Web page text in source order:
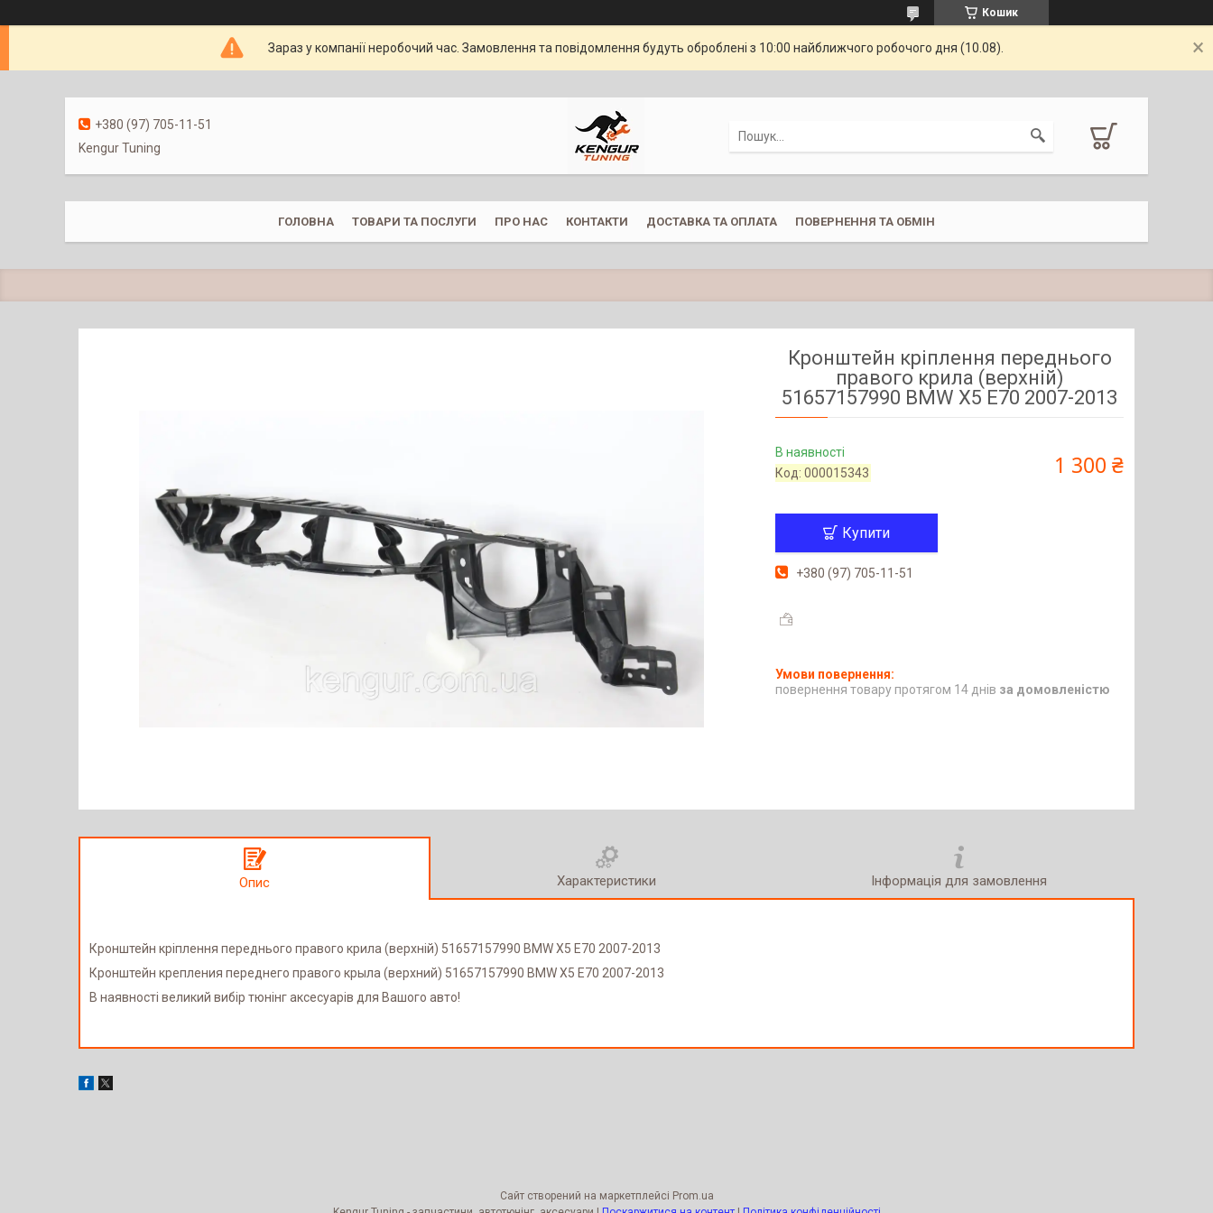
Кошик
Зараз у компанії неробочий час. Замовлення та повідомлення будуть оброблені з 10:00 найближчого робочого дня (10.08).
+380 (97) 705-11-51
Kengur Tuning
ГОЛОВНА ТОВАРИ ТА ПОСЛУГИ ПРО НАС КОНТАКТИ ДОСТАВКА ТА ОПЛАТА ПОВЕРНЕННЯ ТА ОБМІН
Кронштейн кріплення переднього
правого крила (верхній)
51657157990 BMW X5 E70 2007-2013
В наявності
Код:000015343 1 300 ₴
Купити
+380 (97) 705-11-51
повернення товару протягом 14 днів за домовленістю
Опис Характеристики Інформація для замовлення
Кронштейн кріплення переднього правого крила (верхній) 51657157990 BMW X5 E70 2007-2013
Кронштейн крепления переднего правого крыла (верхний) 51657157990 BMW X5 E70 2007-2013
В наявності великий вибір тюнінг аксесуарів для Вашого авто!
Сайт створений на маркетплейсі Prom.ua